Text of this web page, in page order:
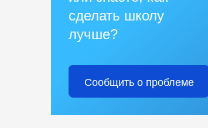
сделать школу
лучше?
Сообщить о проблеме